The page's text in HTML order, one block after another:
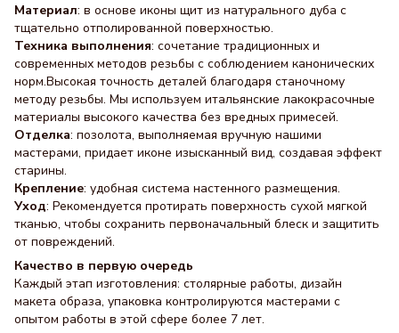
Материал: в основе иконы щит из натурального дуба с
тщательно отполированной поверхностью.
Техника выполнения: сочетание традиционных и
современных методов резьбы с соблюдением канонических
норм.Высокая точность деталей благодаря станочному
методу резьбы. Мы используем итальянские лакокрасочные
материалы высокого качества без вредных примесей.
Отделка: позолота, выполняемая вручную нашими
мастерами, придает иконе изысканный вид, создавая эффект
старины.
Крепление: удобная система настенного размещения.
Уход: Рекомендуется протирать поверхность сухой мягкой
тканью, чтобы сохранить первоначальный блеск и защитить
от повреждений.
Качество в первую очередь
Каждый этап изготовления: столярные работы, дизайн
макета образа, упаковка контролируются мастерами с
опытом работы в этой сфере более 7 лет.